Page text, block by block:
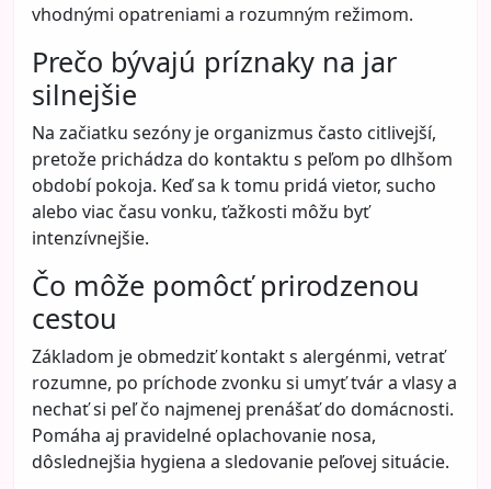
vhodnými opatreniami a rozumným režimom.
Prečo bývajú príznaky na jar
silnejšie
Na začiatku sezóny je organizmus často citlivejší,
pretože prichádza do kontaktu s peľom po dlhšom
období pokoja. Keď sa k tomu pridá vietor, sucho
alebo viac času vonku, ťažkosti môžu byť
intenzívnejšie.
Čo môže pomôcť prirodzenou
cestou
Základom je obmedziť kontakt s alergénmi, vetrať
rozumne, po príchode zvonku si umyť tvár a vlasy a
nechať si peľ čo najmenej prenášať do domácnosti.
Pomáha aj pravidelné oplachovanie nosa,
dôslednejšia hygiena a sledovanie peľovej situácie.